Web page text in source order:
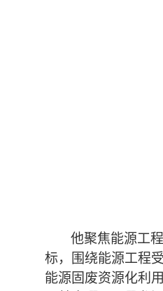
他聚焦能源工
标，围绕能源工程
能源固废资源化利